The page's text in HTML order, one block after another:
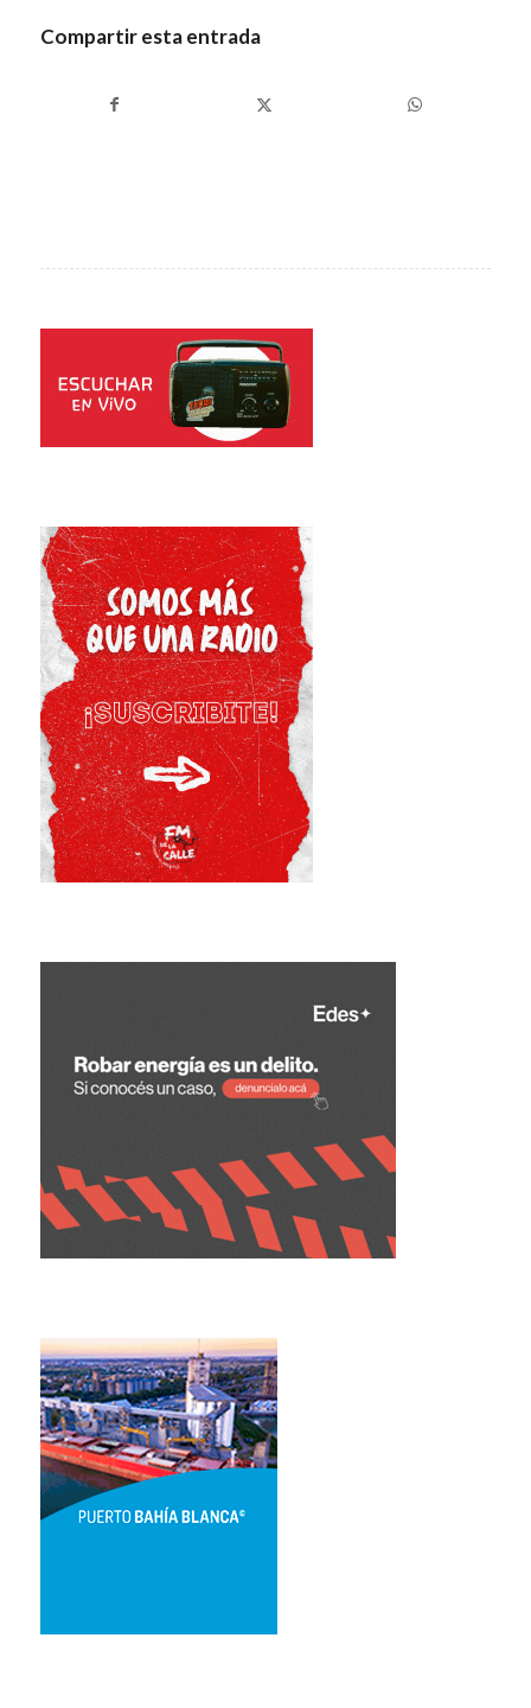
Compartir esta entrada